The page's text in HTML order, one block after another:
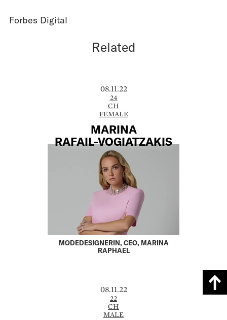
Forbes Digital
Related
08.11.22
24
CH
FEMALE
MARINA
RAFAIL-VOGIATZAKIS
MODEDESIGNERIN, CEO, MARINA
RAPHAEL
08.11.22
22
CH
MALE